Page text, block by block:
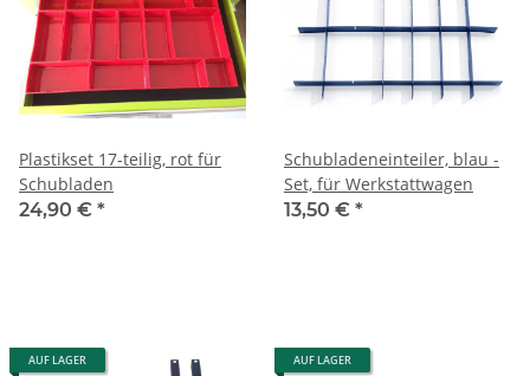
Plastikset 17-teilig, rot für
Schubladen
24,90 € *
Schubladeneinteiler, blau -
Set, für Werkstattwagen
13,50 € *
AUF LAGER AUF LAGER